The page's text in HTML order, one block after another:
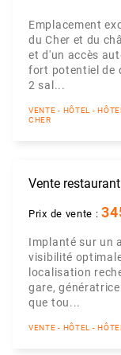
Emplacement
du Cher et du
et d'un accès
fort potentiel de
2 sal...
VENTE - HÔTEL -
CHER
Vente
Prix de vente :
Implanté sur un
visibilité
localisation
gare,
que tou...
VENTE - HÔTEL -